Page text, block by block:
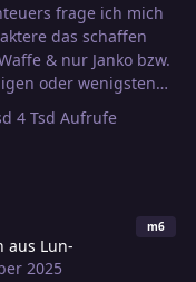
frage ich mich
das schaffen
& nur Janko bzw.
oder wenigstens
mind. 1 davon
Priesterin
4 Tsd Aufrufe
aus Lun-
2025
m6